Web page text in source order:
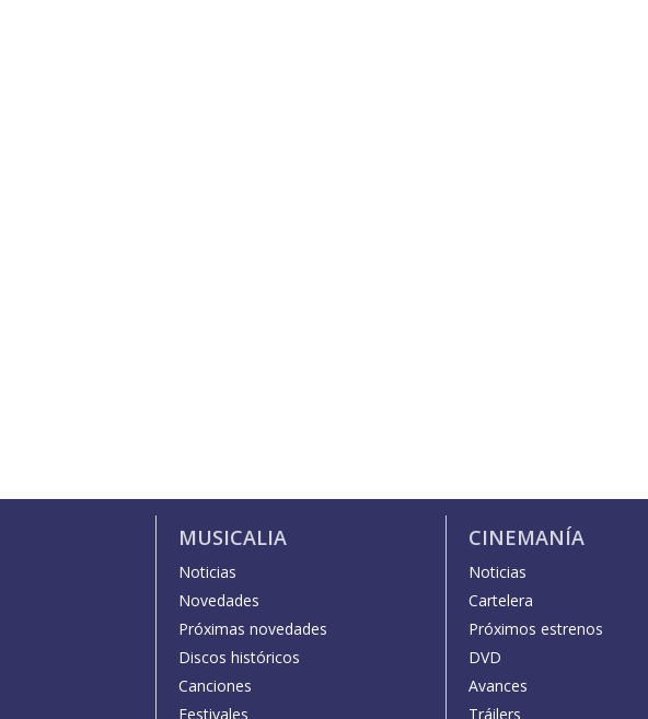
MUSICALIA
Noticias
Novedades
Próximas novedades
Discos históricos
Canciones
Festivales
CINEMANÍA
Noticias
Cartelera
Próximos estrenos
DVD
Avances
Tráilers